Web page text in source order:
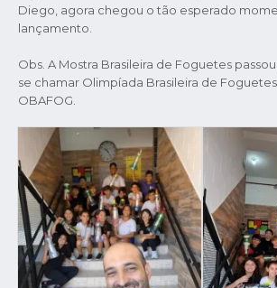
Diego, agora chegou o tão esperado
lançamento.
Obs. A Mostra Brasileira de Foguetes
se chamar Olimpíada Brasileira de
OBAFOG.